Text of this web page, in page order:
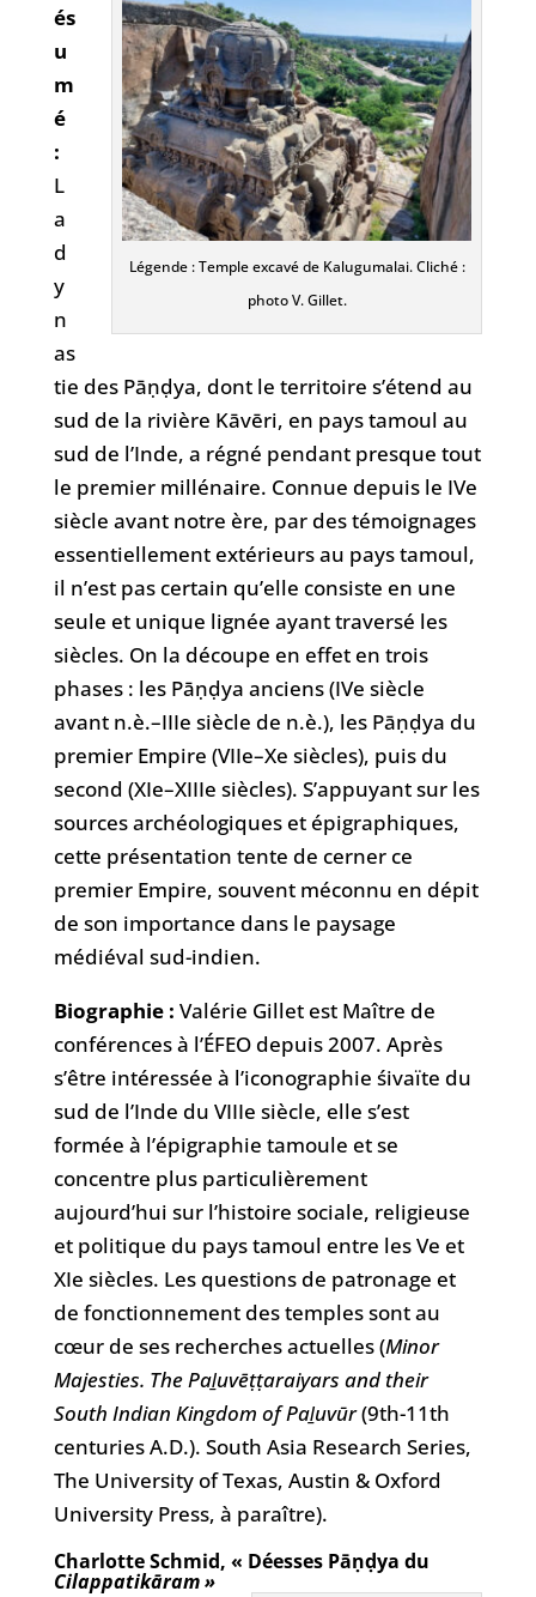
Légende : Temple excavé de Kalugumalai. Cliché :
photo V. Gillet.
és
u
m
é
:
L
a
d
y
n
as
tie des Pāṇḍya, dont le territoire s’étend au
sud de la rivière Kāvēri, en pays tamoul au
sud de l’Inde, a régné pendant presque tout
le premier millénaire. Connue depuis le IVe
siècle avant notre ère, par des témoignages
essentiellement extérieurs au pays tamoul,
il n’est pas certain qu’elle consiste en une
seule et unique lignée ayant traversé les
siècles. On la découpe en effet en trois
phases : les Pāṇḍya anciens (IVe siècle
avant n.è.–IIIe siècle de n.è.), les Pāṇḍya du
premier Empire (VIIe–Xe siècles), puis du
second (XIe–XIIIe siècles). S’appuyant sur les
sources archéologiques et épigraphiques,
cette présentation tente de cerner ce
premier Empire, souvent méconnu en dépit
de son importance dans le paysage
médiéval sud-indien.
Biographie : Valérie Gillet est Maître de
conférences à l’ÉFEO depuis 2007. Après
s’être intéressée à l’iconographie śivaïte du
sud de l’Inde du VIIIe siècle, elle s’est
formée à l’épigraphie tamoule et se
concentre plus particulièrement
aujourd’hui sur l’histoire sociale, religieuse
et politique du pays tamoul entre les Ve et
XIe siècles. Les questions de patronage et
de fonctionnement des temples sont au
cœur de ses recherches actuelles (Minor
Majesties. The Paḻuvēṭṭaraiyars and their
South Indian Kingdom of Paḻuvūr(9th-11th
centuries A.D.). South Asia Research Series,
The University of Texas, Austin & Oxford
University Press, à paraître).
Charlotte Schmid, « Déesses Pāṇḍya du
Cilappatikāram »